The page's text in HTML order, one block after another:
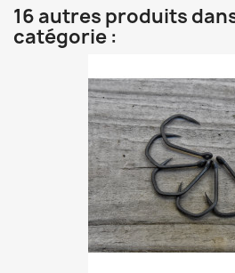
16 autres produits
catégorie :